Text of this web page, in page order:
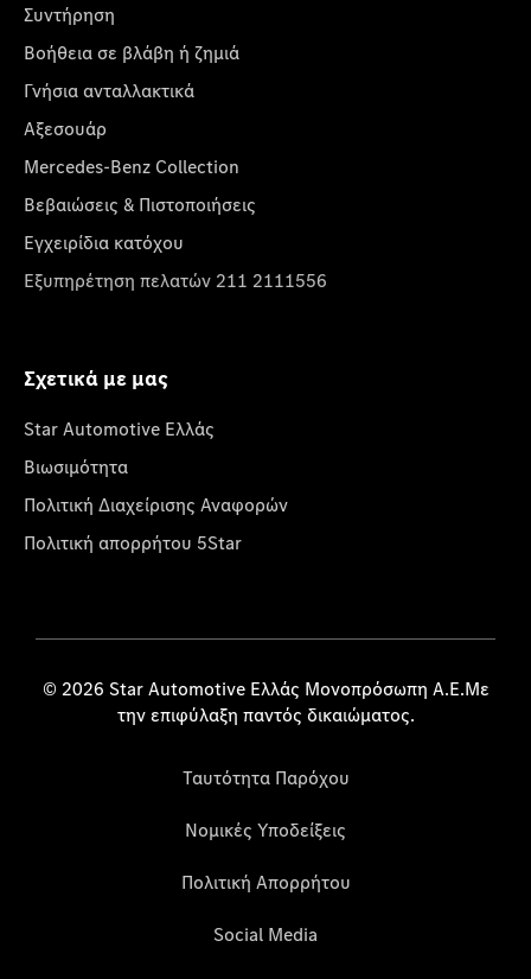
Συντήρηση
Βοήθεια σε βλάβη ή ζημιά
Γνήσια ανταλλακτικά
Αξεσουάρ
Mercedes-Benz Collection
Βεβαιώσεις & Πιστοποιήσεις
Εγχειρίδια κατόχου
Εξυπηρέτηση πελατών 211 2111556
Σχετικά με μας
Star Automotive Ελλάς
Βιωσιμότητα
Πολιτική Διαχείρισης Αναφορών
Πολιτική απορρήτου 5Star
© 2026 Star Automotive Ελλάς Μονοπρόσωπη Α.Ε.Με
την επιφύλαξη παντός δικαιώματος.
Ταυτότητα Παρόχου
Νομικές Υποδείξεις
Πολιτική Απορρήτου
Social Media